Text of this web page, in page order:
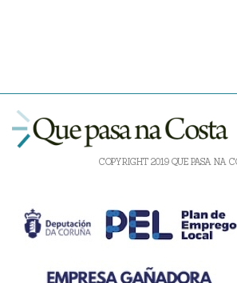
COPYRIGHT 2019 QUE PASA NA